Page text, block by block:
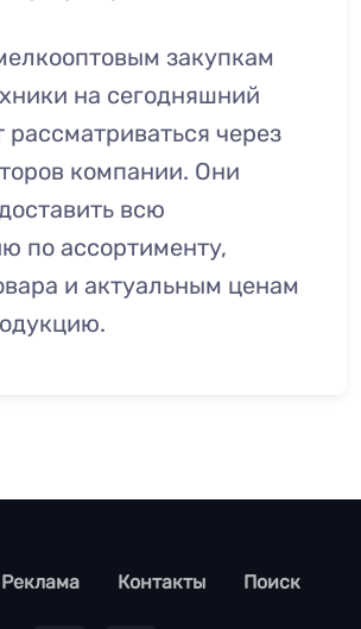
закупкам
на сегодняшний
через
компании. Они
всю
по ассортименту,
и актуальным ценам
Реклама Контакты Поиск